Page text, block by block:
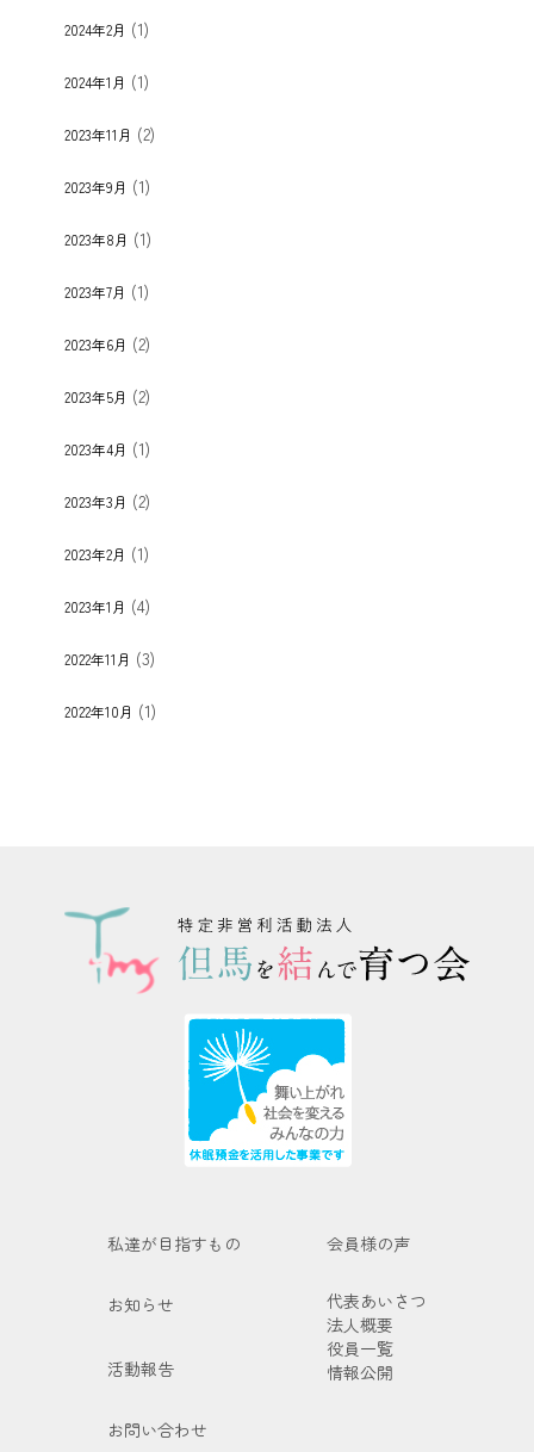
2024年2月 (1)
2024年1月 (1)
2023年11月 (2)
2023年9月 (1)
2023年8月 (1)
2023年7月 (1)
2023年6月 (2)
2023年5月 (2)
2023年4月 (1)
2023年3月 (2)
2023年2月 (1)
2023年1月 (4)
2022年11月 (3)
2022年10月 (1)
私達が目指すもの 会員様の声
お知らせ
代表あいさつ
法人概要
役員一覧
情報公開
活動報告
お問い合わせ